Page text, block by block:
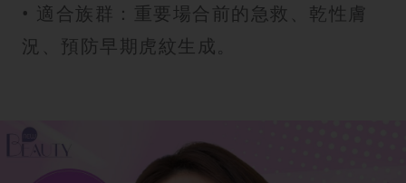
• 適合族群：重要場合前的急救、乾性膚
況、預防早期虎紋生成。